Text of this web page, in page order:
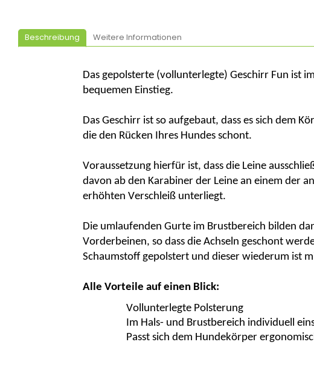
Beschreibung Weitere Informationen
Das gepolsterte (vollunterlegte) Geschirr Fun ist
bequemen Einstieg.
Das Geschirr ist so aufgebaut, dass es sich dem
die den Rücken Ihres Hundes schont.
Voraussetzung hierfür ist, dass die Leine
davon ab den Karabiner der Leine an einem der
erhöhten Verschleiß unterliegt.
Die umlaufenden Gurte im Brustbereich bilden
Vorderbeinen, so dass die Achseln geschont
Schaumstoff gepolstert und dieser wiederum ist
Alle Vorteile auf einen Blick:
Vollunterlegte Polsterung
Im Hals- und Brustbereich individuell
Passt sich dem Hundekörper